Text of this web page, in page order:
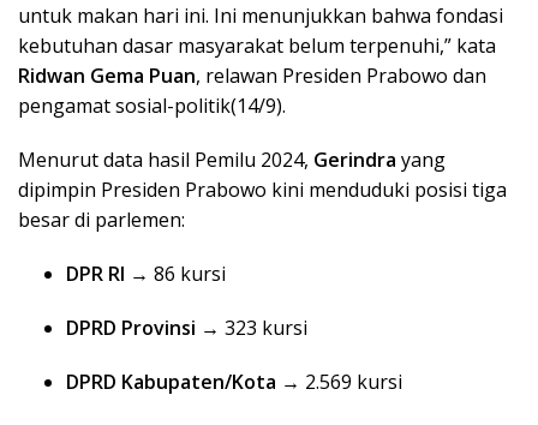
untuk makan hari ini. Ini menunjukkan bahwa fondasi
kebutuhan dasar masyarakat belum terpenuhi,” kata
Ridwan Gema Puan, relawan Presiden Prabowo dan
pengamat sosial-politik(14/9).
Menurut data hasil Pemilu 2024, Gerindra yang
dipimpin Presiden Prabowo kini menduduki posisi tiga
besar di parlemen:
DPR RI → 86 kursi
DPRD Provinsi → 323 kursi
DPRD Kabupaten/Kota → 2.569 kursi